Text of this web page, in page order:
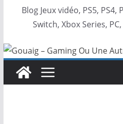
Blog Jeux vidéo, PS5,
Switch, Xbox Series,